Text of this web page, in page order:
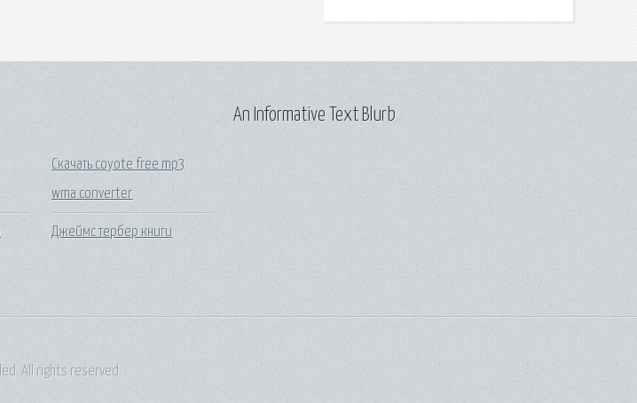
Скачать coyote free mp3
wma converter
Джеймс тербер книги
An Informative Text Blurb
All rights reserved.